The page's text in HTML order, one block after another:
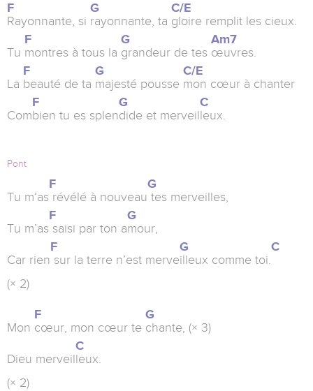
F G
C/E
Rayonnante, si rayonnante, ta gloire remplit les cieux.
F
G
Am7
Tu montres à tous la grandeur de tes œuvres.
F
G
C/E
La beauté de ta majesté pousse mon cœur à chanter
F
G
C
Combien tu es splendide et merveilleux.
Pont
F
G
Tu m’as révélé à nouveau tes merveilles,
F
G
Tu m’as saisi par ton amour,
F
G
C
Car rien sur la terre n’est merveilleux comme toi.
(× 2)
F
G
Mon cœur, mon cœur te chante, (× 3)
C
Dieu merveilleux.
(× 2)